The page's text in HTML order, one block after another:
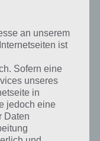
Singapur im August
an unserem
ist
Sofern eine
unseres
in
jedoch eine
Daten